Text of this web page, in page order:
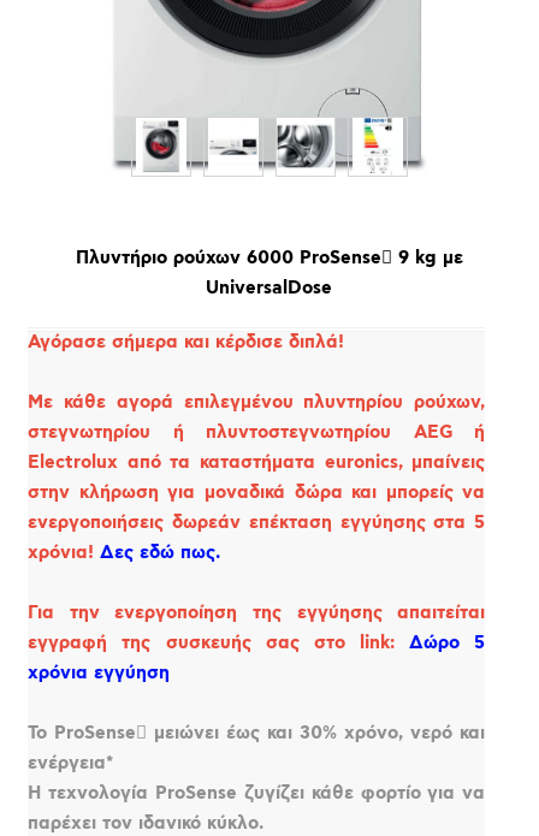
Πλυντήριο ρούχων 6000 ProSense 9 kg με
UniversalDose
Αγόρασε σήμερα και κέρδισε διπλά!
Με κάθε αγορά επιλεγμένου πλυντηρίου ρούχων,
στεγνωτηρίου ή πλυντοστεγνωτηρίου AEG ή
Electrolux από τα καταστήματα euronics, μπαίνεις
στην κλήρωση για μοναδικά δώρα και μπορείς να
ενεργοποιήσεις δωρεάν επέκταση εγγύησης στα 5
χρόνια! Δες εδώ πως.
Για την ενεργοποίηση της εγγύησης απαιτείται
εγγραφή της συσκευής σας στο link:Δώρο 5
χρόνια εγγύηση
Το ProSense μειώνει έως και 30% χρόνο, νερό και
ενέργεια*
Η τεχνολογία ProSense ζυγίζει κάθε φορτίο για να
παρέχει τον ιδανικό κύκλο.